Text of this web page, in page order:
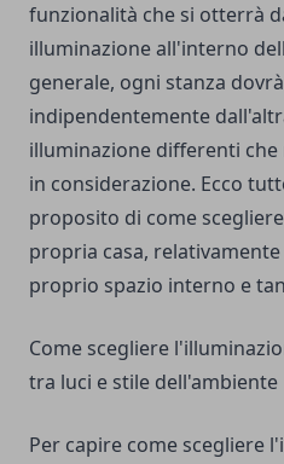
funzionalità che si otterrà
illuminazione all'interno
generale, ogni stanza
indipendentemente
illuminazione differenti
in considerazione. Ecco
proposito di come
propria casa,
proprio spazio interno e
Come scegliere
tra luci e stile dell'ambiente
Per capire come scegliere